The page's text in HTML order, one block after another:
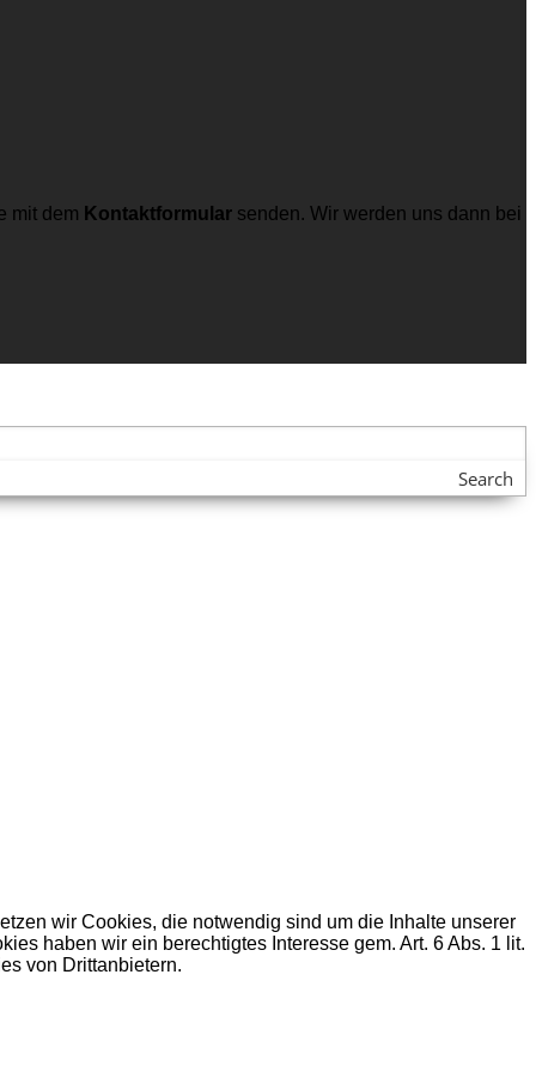
mit dem Kontaktformular senden. Wir werden uns dann bei
Search
wir Cookies, die notwendig sind um die Inhalte unserer
haben wir ein berechtigtes Interesse gem. Art. 6 Abs. 1 lit.
von Drittanbietern.